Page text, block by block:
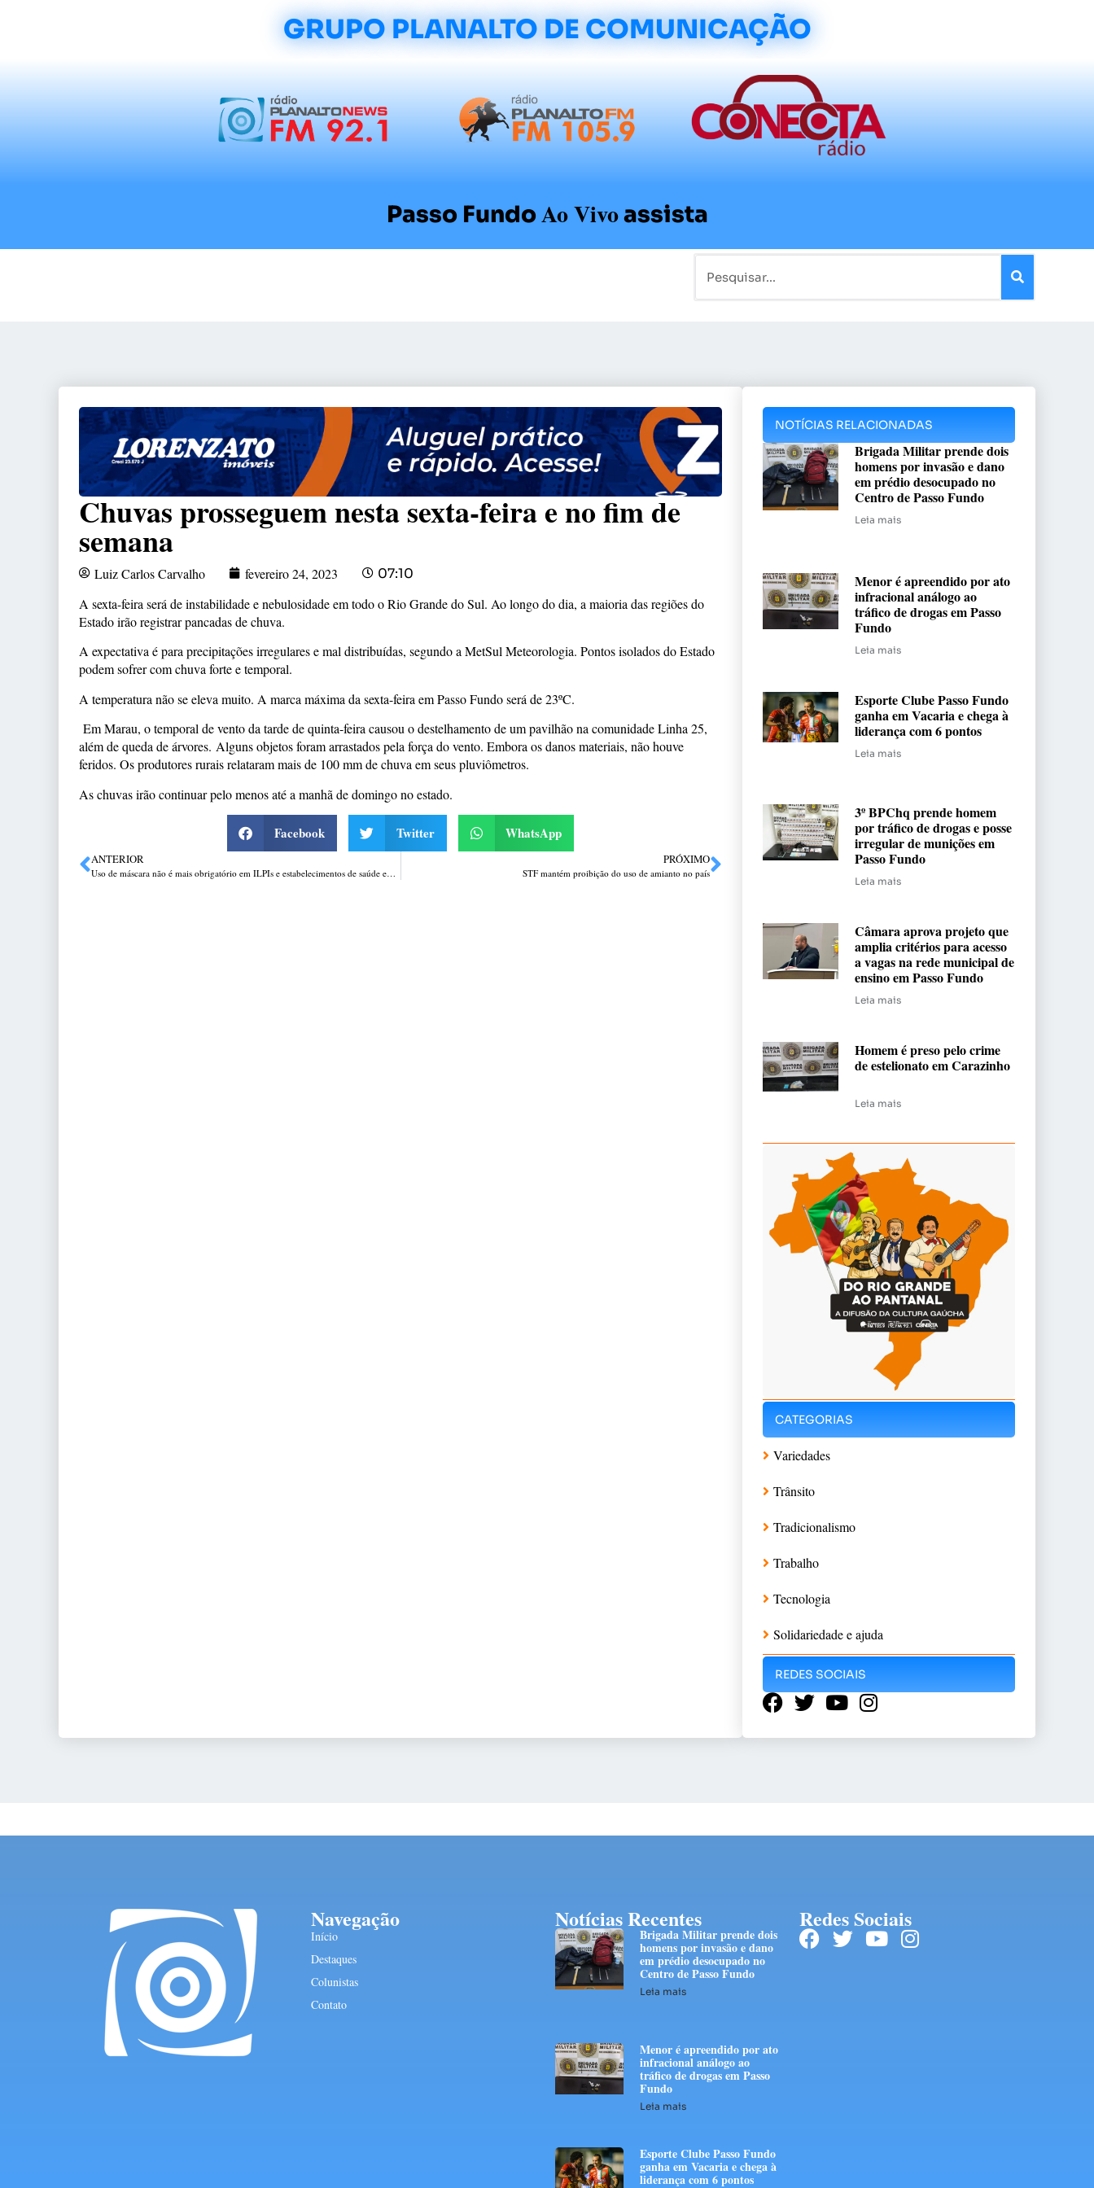
GRUPO PLANALTO DE COMUNICAÇÃO
Passo FundoAo Vivoassista
Chuvas prosseguem nesta sexta-feira e no fim de
semana
Luiz Carlos Carvalho fevereiro 24, 2023
07:10
A sexta-feira será de instabilidade e nebulosidade em todo o Rio Grande do Sul. Ao longo do dia, a maioria das regiões do
Estado irão registrar pancadas de chuva.
A expectativa é para precipitações irregulares e mal distribuídas, segundo a MetSul Meteorologia. Pontos isolados do Estado
podem sofrer com chuva forte e temporal.
A temperatura não se eleva muito. A marca máxima da sexta-feira em Passo Fundo será de 23ºC.
Em Marau, o temporal de vento da tarde de quinta-feira causou o destelhamento de um pavilhão na comunidade Linha 25,
além de queda de árvores. Alguns objetos foram arrastados pela força do vento. Embora os danos materiais, não houve
feridos. Os produtores rurais relataram mais de 100 mm de chuva em seus pluviômetros.
As chuvas irão continuar pelo menos até a manhã de domingo no estado.
Facebook Twitter WhatsApp
ANTERIOR
Uso de máscara não é mais obrigatório em ILPIs e estabelecimentos de saúde em Passo Fundo
PRÓXIMO
STF mantém proibição do uso de amianto no país
NOTÍCIAS RELACIONADAS
Brigada Militar prende dois
homens por invasão e dano
em prédio desocupado no
Centro de Passo Fundo
Leia mais
Menor é apreendido por ato
infracional análogo ao
tráfico de drogas em Passo
Fundo
Leia mais
Esporte Clube Passo Fundo
ganha em Vacaria e chega à
liderança com 6 pontos
Leia mais
3º BPChq prende homem
por tráfico de drogas e posse
irregular de munições em
Passo Fundo
Leia mais
Câmara aprova projeto que
amplia critérios para acesso
a vagas na rede municipal de
ensino em Passo Fundo
Leia mais
Homem é preso pelo crime
de estelionato em Carazinho
Leia mais
CATEGORIAS
Variedades
Trânsito
Tradicionalismo
Trabalho
Tecnologia
Solidariedade e ajuda
REDES SOCIAIS
Navegação
Início
Destaques
Colunistas
Contato
Notícias Recentes
Brigada Militar prende dois
homens por invasão e dano
em prédio desocupado no
Centro de Passo Fundo
Leia mais
Menor é apreendido por ato
infracional análogo ao
tráfico de drogas em Passo
Fundo
Leia mais
Esporte Clube Passo Fundo
ganha em Vacaria e chega à
liderança com 6 pontos
Redes Sociais